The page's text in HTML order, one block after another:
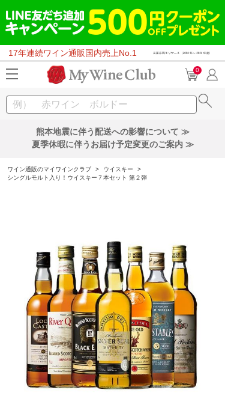
17年連続ワイン通販国内売上No.1
0
熊本地震に伴う配送への影響について ≫
夏季休暇に伴うお届け予定変更のご案内 ≫
ワイン通販のマイワインクラブ > ウイスキー
>
シングルモルト入り！ウイスキー７本セット 第２弾